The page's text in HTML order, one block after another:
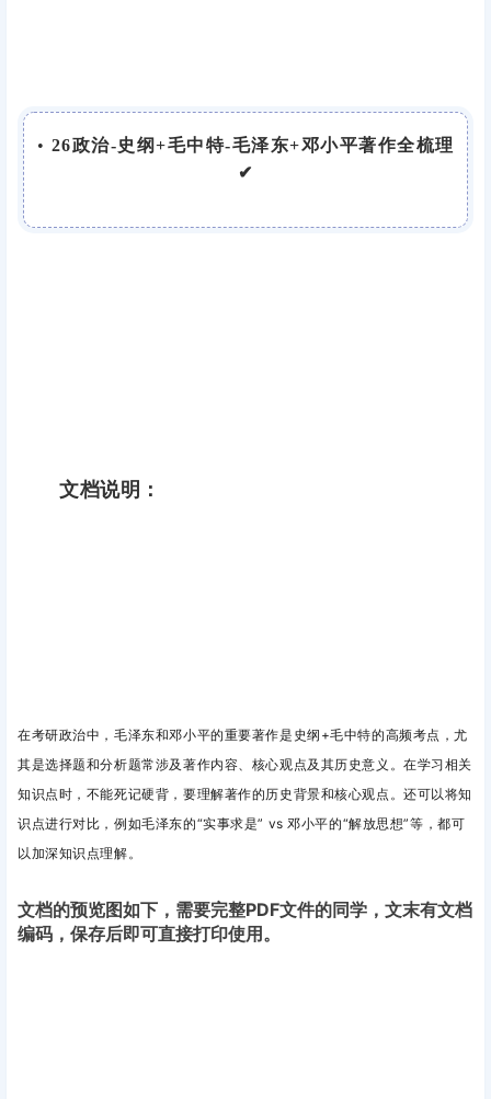
• 26政治-史纲+毛中特-毛泽东+邓小平著作全梳理
✔
文档说明：
在考研政治中，毛泽东和邓小平的重要著作是 史纲+毛中特的高频考点，尤
其是选择题和分析题常涉及著作内容、核心观点及其历史意义。在学习相关
知识点时，不能死记硬背，要理解著作的历史背景和核心观点。还可以将知
识点进行对比，例如毛泽东的“实事求是” vs 邓小平的“解放思想”等，都可
以加深知识点理解。
文档的预览图如下，需要完整PDF文件的同学，文末有文档
编码，保存后即可直接打印使用。